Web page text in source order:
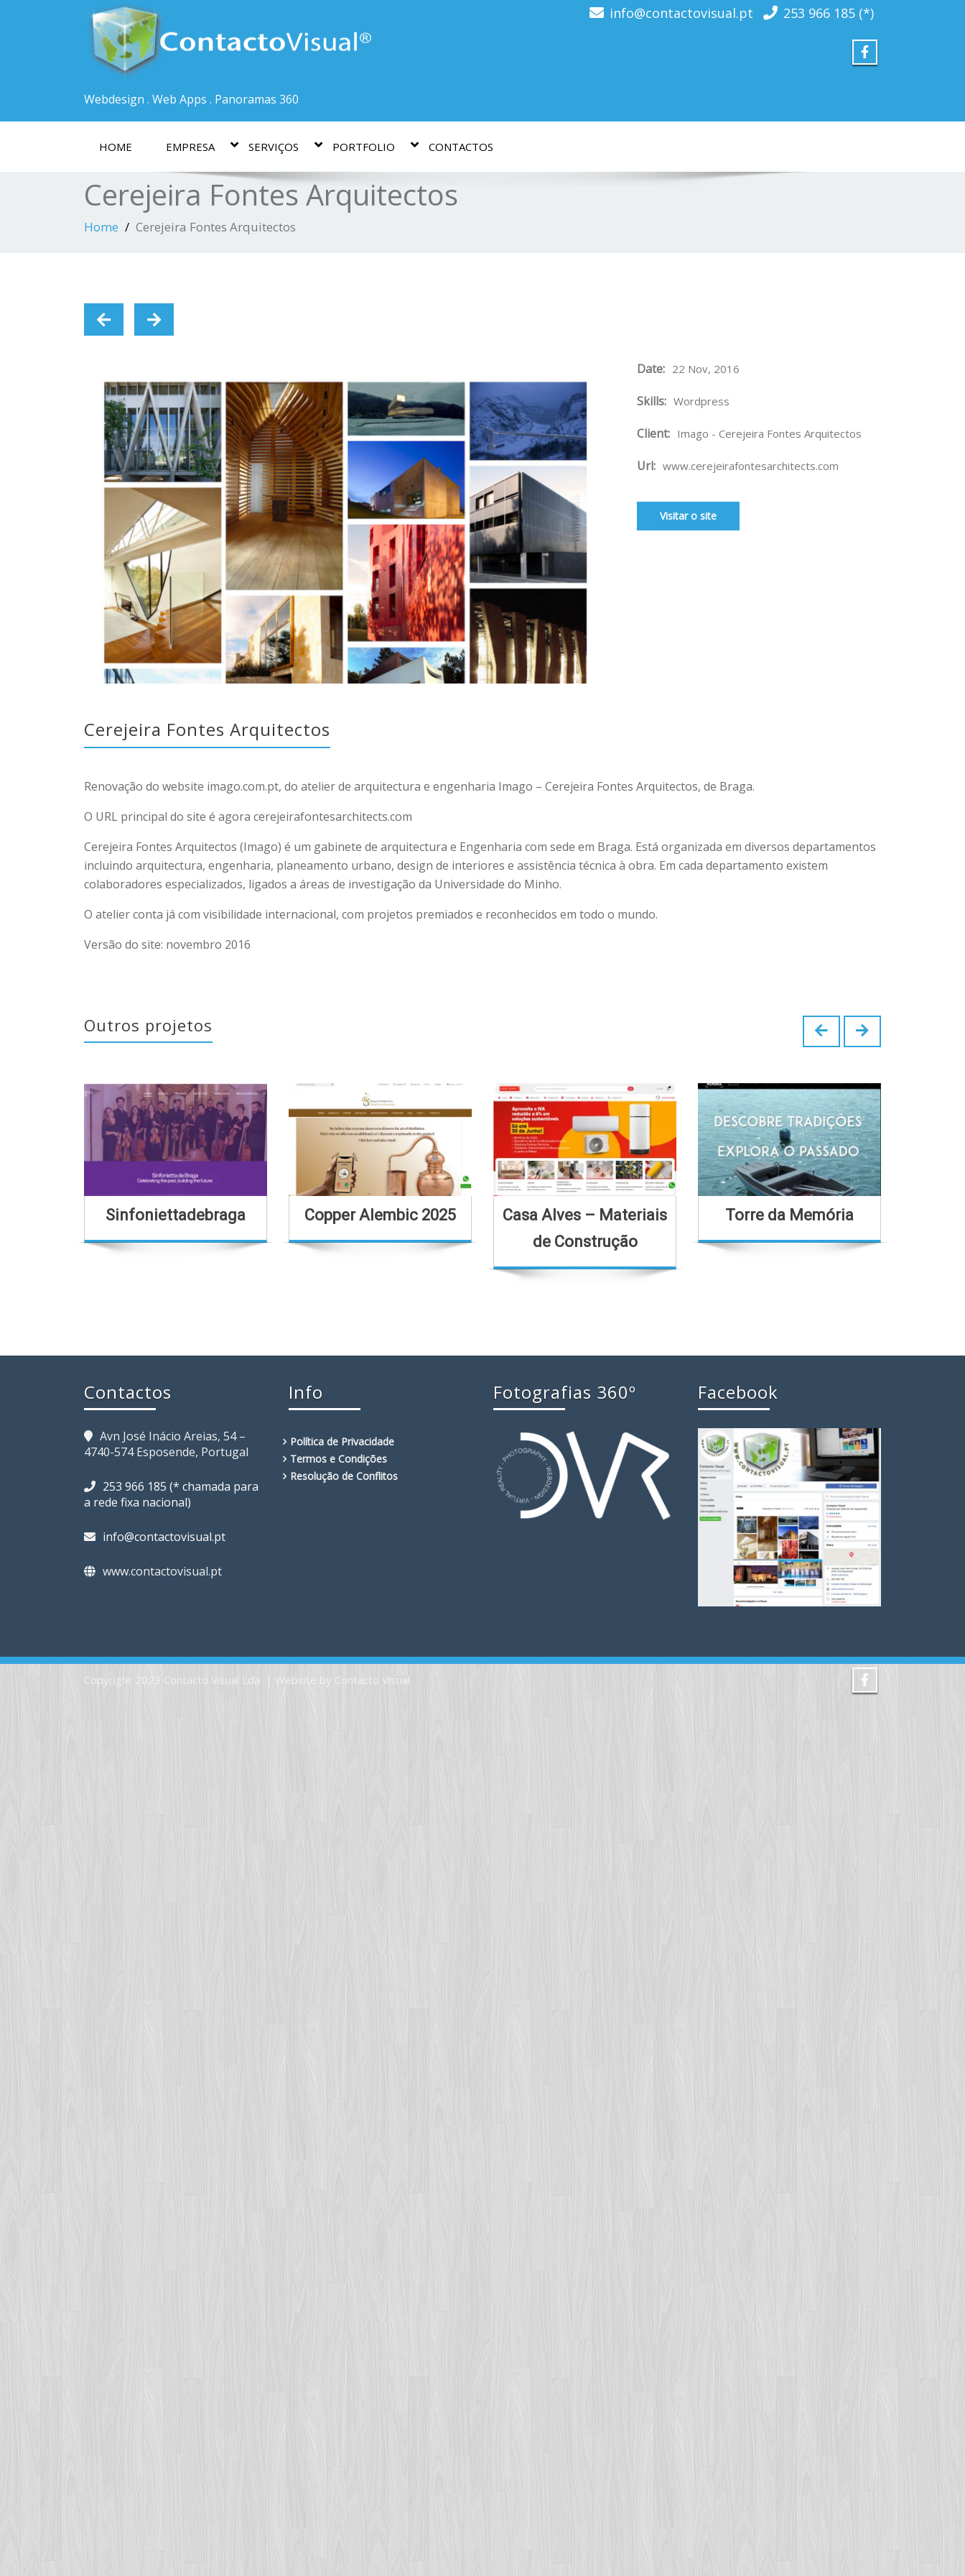
Webdesign . Web Apps . Panoramas 360
info@contactovisual.pt 253 966 185 (*)
HOME EMPRESA SERVIÇOS PORTFOLIO CONTACTOS
Cerejeira Fontes Arquitectos
Home Cerejeira Fontes Arquitectos
Date: 22 Nov, 2016
Skills: Wordpress
Client: Imago - Cerejeira Fontes Arquitectos
Url: www.cerejeirafontesarchitects.com
Visitar o site
Cerejeira Fontes Arquitectos
Renovação do website imago.com.pt, do atelier de arquitectura e engenharia Imago – Cerejeira Fontes Arquitectos, de Braga.
O URL principal do site é agora cerejeirafontesarchitects.com
Cerejeira Fontes Arquitectos (Imago) é um gabinete de arquitectura e Engenharia com sede em Braga. Está organizada em diversos departamentos
incluindo arquitectura, engenharia, planeamento urbano, design de interiores e assistência técnica à obra. Em cada departamento existem
colaboradores especializados, ligados a áreas de investigação da Universidade do Minho.
O atelier conta já com visibilidade internacional, com projetos premiados e reconhecidos em todo o mundo.
Versão do site: novembro 2016
Outros projetos
Sinfoniettadebraga Copper Alembic 2025
Casa Alves – Materiais
de Construção
Torre da Memória
Contactos
Avn José Inácio Areias, 54 –
4740-574 Esposende, Portugal
253 966 185 (* chamada para
a rede fixa nacional)
info@contactovisual.pt
www.contactovisual.pt
Info
Política de Privacidade
Termos e Condições
Resolução de Conflitos
Fotografias 360º Facebook
Copyright 2023 Contacto Visual Lda | Website by Contacto Visual